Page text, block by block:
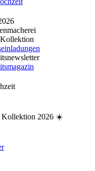
Kollektion 2026 ☀️